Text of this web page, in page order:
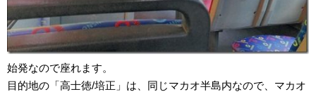
始発なので座れます。
目的地の「高士徳/培正」は、同じマカオ半島内なので、マカオ